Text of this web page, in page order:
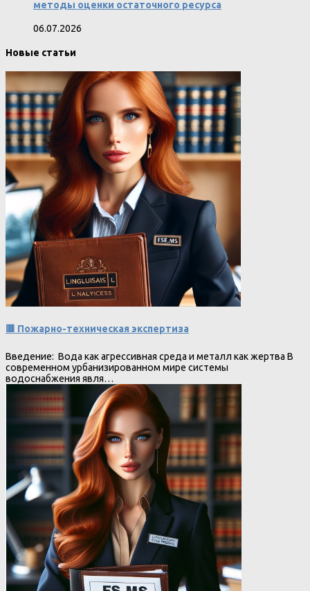
методы оценки остаточного ресурса
06.07.2026
Новые статьи
🟥 Пожарно-техническая экспертиза
Введение: Вода как агрессивная среда и металл как жертва В
современном урбанизированном мире системы
водоснабжения явля…